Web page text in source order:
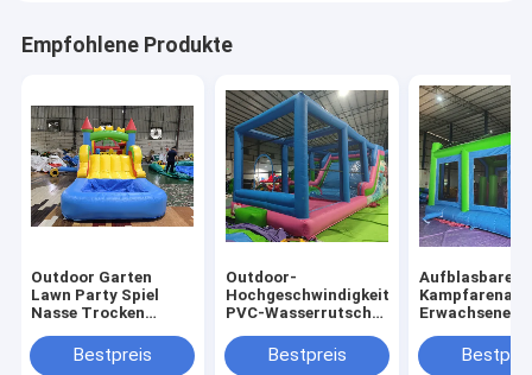
Empfohlene Produkte
Outdoor Garten
Lawn Party Spiel
Nasse Trocken
Sprunghaus Combo
Hindernisplatz mit
Bestpreis
Outdoor-
Hochgeschwindigkeits-
PVC-Wasserrutsche
AufblasenBestpreis
Aufblasbare
Kampfarena
Erwachsene
Aufblasbare
Gladiatoren